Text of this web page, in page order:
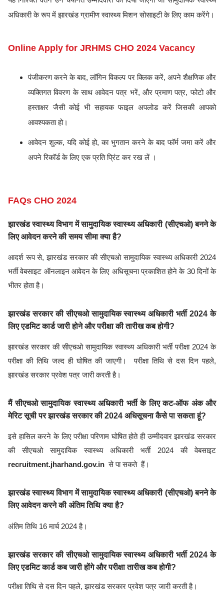
अधिकारी के रूप में झारखंड ग्रामीण स्वास्थ्य मिशन सोसाइटी के लिए काम करेंगे।
Online Apply for JRHMS CHO 2024 Vacancy
पंजीकरण करने के बाद, लॉगिन विकल्प पर क्लिक करें, अपने शैक्षणिक और
व्यक्तिगत विवरण के साथ आवेदन पत्र भरें, और प्रमाण पत्र, फोटो और
हस्ताक्षर जैसी कोई भी सहायक फाइल अपलोड करें जिसकी आपको
आवश्यकता हो।
आवेदन शुल्क, यदि कोई हो, का भुगतान करने के बाद फॉर्म जमा करें और
अपने रिकॉर्ड के लिए एक प्रति प्रिंट कर रख लें ।
FAQs CHO 2024
झारखंड स्वास्थ्य विभाग में सामुदायिक स्वास्थ्य अधिकारी (सीएचओ) बनने के
लिए आवेदन करने की समय सीमा क्या है?
आदर्श रूप से, झारखंड सरकार की सीएचओ सामुदायिक स्वास्थ्य अधिकारी 2024
भर्ती वेबसाइट ऑनलाइन आवेदन के लिए अधिसूचना प्रकाशित होने के 30 दिनों के
भीतर होता है।
झारखंड सरकार की सीएचओ सामुदायिक स्वास्थ्य अधिकारी भर्ती 2024 के
लिए एडमिट कार्ड जारी होने और परीक्षा की तारीख कब होगी?
झारखंड सरकार की सीएचओ सामुदायिक स्वास्थ्य अधिकारी भर्ती परीक्षा 2024 के
परीक्षा की तिथि जल्द ही घोषित की जाएगी। परीक्षा तिथि से दस दिन पहले,
झारखंड सरकार प्रवेश पत्र जारी करती है।
मैं सीएचओ सामुदायिक स्वास्थ्य अधिकारी भर्ती के लिए कट-ऑफ अंक और
मेरिट सूची पर झारखंड सरकार की 2024 अधिसूचना कैसे पा सकता हूं?
इसे हासिल करने के लिए परीक्षा परिणाम घोषित होते ही उम्मीदवार झारखंड सरकार
की सीएचओ सामुदायिक स्वास्थ्य अधिकारी भर्ती 2024 की वेबसाइट
recruitment.jharhand.gov.in से पा सकते हैं।
झारखंड स्वास्थ्य विभाग में सामुदायिक स्वास्थ्य अधिकारी (सीएचओ) बनने के
लिए आवेदन करने की अंतिम तिथि क्या है?
अंतिम तिथि 16 मार्च 2024 है।
झारखंड सरकार की सीएचओ सामुदायिक स्वास्थ्य अधिकारी भर्ती 2024 के
लिए एडमिट कार्ड कब जारी होंगे और परीक्षा तारीख कब होगी?
परीक्षा तिथि से दस दिन पहले, झारखंड सरकार प्रवेश पत्र जारी करती है।